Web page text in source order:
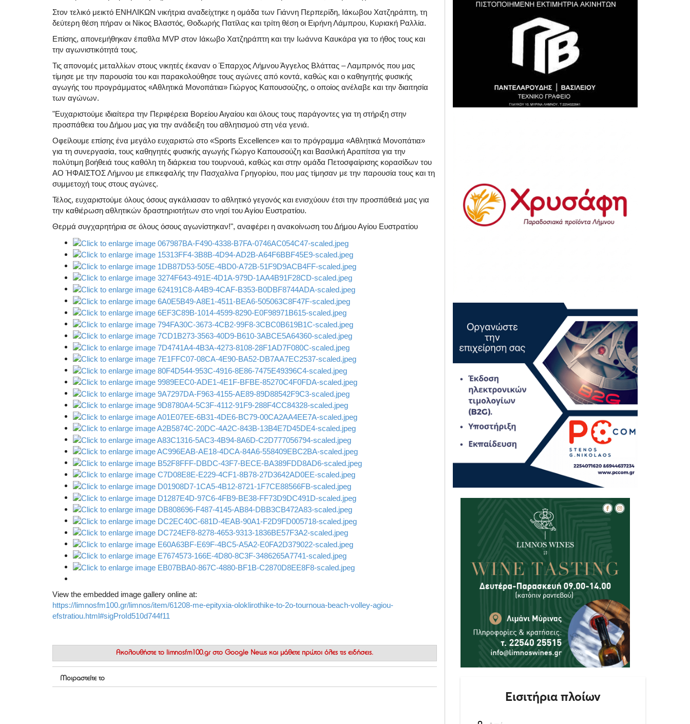
Στον τελικό μεικτό ΕΝΗΛΙΚΩΝ νικήτρια αναδείχτηκε η ομάδα των Γιάννη Περπερίδη, Ιάκωβου Χατζηράπτη, τη
δεύτερη θέση πήραν οι Νίκος Βλαστός, Θοδωρής Πατίλας και τρίτη θέση οι Ειρήνη Λάμπρου, Κυριακή Ραλλία.
Επίσης, απονεμήθηκαν έπαθλα MVP στον Ιάκωβο Χατζηράπτη και την Ιωάννα Καυκάρα για το ήθος τους και
την αγωνιστικότητά τους.
Τις απονομές μεταλλίων στους νικητές έκαναν ο Έπαρχος Λήμνου Άγγελος Βλάττας – Λαμπρινός που μας
τίμησε με την παρουσία του και παρακολούθησε τους αγώνες από κοντά, καθώς και ο καθηγητής φυσικής
αγωγής του προγράμματος «Αθλητικά Μονοπάτια» Γιώργος Καπουσούζης, ο οποίος ανέλαβε και την διαιτησία
των αγώνων.
"Ευχαριστούμε ιδιαίτερα την Περιφέρεια Βορείου Αιγαίου και όλους τους παράγοντες για τη στήριξη στην
προσπάθεια του Δήμου μας για την ανάδειξη του αθλητισμού στη νέα γενιά.
Οφείλουμε επίσης ένα μεγάλο ευχαριστώ στο «Sports Excellence» και το πρόγραμμα «Αθλητικά Μονοπάτια»
για τη συνεργασία, τους καθηγητές φυσικής αγωγής Γιώργο Καπουσούζη και Βασιλική Αραπίτσα για την
πολύτιμη βοήθειά τους καθόλη τη διάρκεια του τουρνουά, καθώς και στην ομάδα Πετοσφαίρισης κορασίδων του
ΑΟ ΉΦΑΙΣΤΟΣ Λήμνου με επικεφαλής την Πασχαλίνα Γρηγορίου, που μας τίμησαν με την παρουσία τους και τη
συμμετοχή τους στους αγώνες.
Τέλος, ευχαριστούμε όλους όσους αγκάλιασαν το αθλητικό γεγονός και ενισχύουν έτσι την προσπάθειά μας για
την καθιέρωση αθλητικών δραστηριοτήτων στο νησί του Αγίου Ευστρατίου.
Θερμά συγχαρητήρια σε όλους όσους αγωνίστηκαν!", αναφέρει η ανακοίνωση του Δήμου Αγίου Ευστρατίου
View the embedded image gallery online at:
https://limnosfm100.gr/limnos/item/61208-me-epityxia-oloklirothike-to-2o-tournoua-beach-volley-agiou-
efstratiou.html#sigProId510d744f11
Ακολουθήστε το limnosfm100.gr στο Google News και μάθετε πρώτοι όλες τις ειδήσεις.
Μοιραστείτε το